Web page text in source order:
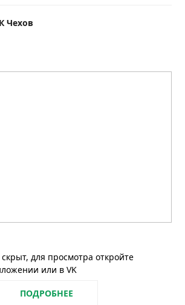
Чехов
для просмотра откройте
или в VK
ПОДРОБНЕЕ